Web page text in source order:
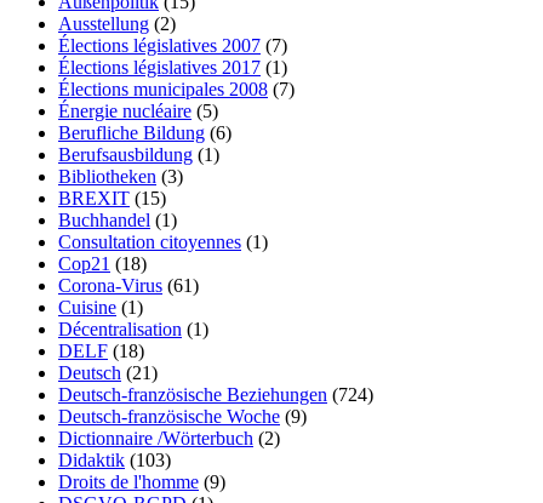
Ausstellung (2)
Élections législatives 2007 (7)
Élections législatives 2017 (1)
Élections municipales 2008 (7)
Énergie nucléaire (5)
Berufliche Bildung (6)
Berufsausbildung (1)
Bibliotheken (3)
BREXIT (15)
Buchhandel (1)
Consultation citoyennes (1)
Cop21 (18)
Corona-Virus (61)
Cuisine (1)
Décentralisation (1)
DELF (18)
Deutsch (21)
Deutsch-französische Beziehungen (724)
Deutsch-französische Woche (9)
Dictionnaire /Wörterbuch (2)
Didaktik (103)
Droits de l'homme (9)